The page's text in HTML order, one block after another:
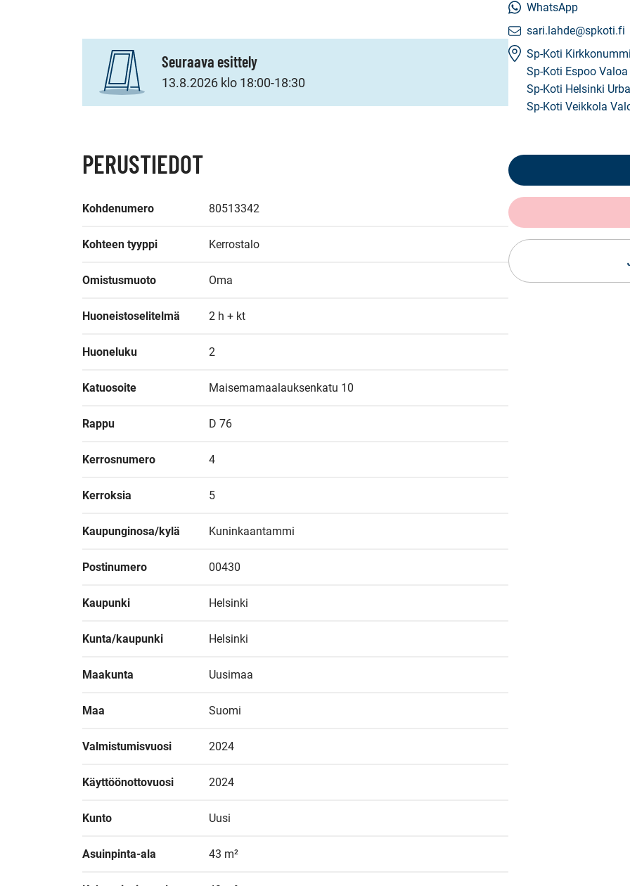
Seuraava esittely
13.8.2026 klo 18:00-18:30
PERUSTIEDOT
Kohdenumero 80513342
Kohteen tyyppi Kerrostalo
Omistusmuoto Oma
Huoneistoselitelmä 2 h + kt
Huoneluku 2
Katuosoite Maisemamaalauksenkatu 10
Rappu D 76
Kerrosnumero 4
Kerroksia 5
Kaupunginosa/kylä Kuninkaantammi
Postinumero 00430
Kaupunki Helsinki
Kunta/kaupunki Helsinki
Maakunta Uusimaa
Maa Suomi
Valmistumisvuosi 2024
Käyttöönottovuosi 2024
Kunto Uusi
Asuinpinta-ala 43 m²
WhatsApp
sari.lahde@spkoti.fi
Sp-Koti
Sp-Koti Espoo Valoa
Sp-Koti Helsinki
Sp-Koti Veikkola